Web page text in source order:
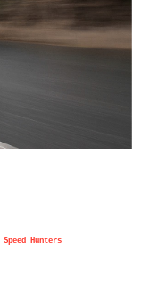
Speed Hunters